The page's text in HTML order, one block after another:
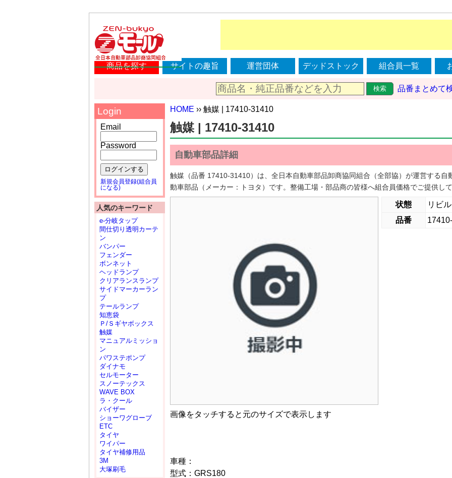
商品を探す サイトの趣旨 運営団体 デッドストック 組合員一覧
検索 品番まとめて
HOME ›› 触媒 | 17410-31410
触媒 | 17410-31410
自動車部品詳細
触媒（品番 17410-31410）は、全日本自動車部品卸商協同組合（全部協）が運営する
動車部品（メーカー：トヨタ）です。整備工場・部品商の皆様へ組合員価格でご提供し
画像をタッチすると元のサイズで表示します
状態
リビ
品番
車種：
型式：GRS180
Login
Email
Password
ログインする
新規会員登録(組合員
になる)
人気のキーワード
e-分岐タップ
間仕切り透明カーテ
ン
バンパー
フェンダー
ボンネット
ヘッドランプ
クリアランスランプ
サイドマーカーラン
プ
テールランプ
知恵袋
Ｐ/Ｓギヤボックス
触媒
マニュアルミッショ
ン
パワステポンプ
ダイナモ
セルモーター
スノーテックス
WAVE BOX
ラ・クール
バイザー
ショーワグローブ
ETC
タイヤ
ワイパー
タイヤ補修用品
3M
大塚刷毛